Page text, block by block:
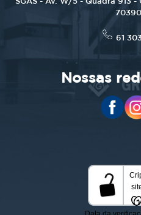
SGAS - Av. W/5 - Quadra 913
61
Nossas